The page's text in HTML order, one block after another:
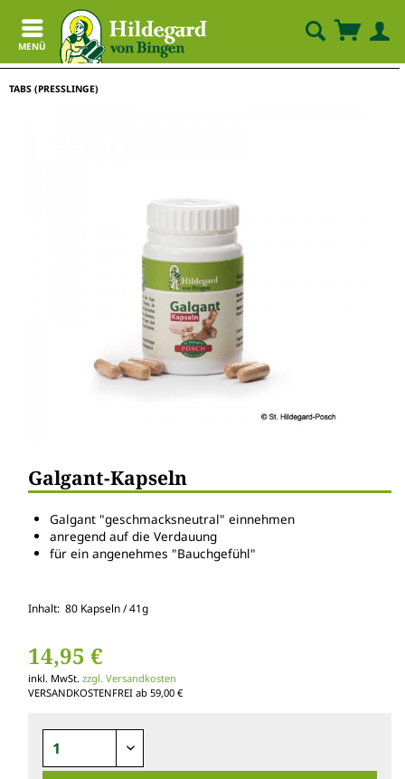
MENÜ
TABS (PRESSLINGE)
Galgant-Kapseln
Galgant "geschmacksneutral" einnehmen
anregend auf die Verdauung
für ein angenehmes "Bauchgefühl"
Inhalt: 80 Kapseln / 41g
14,95 €
inkl. MwSt. zzgl. Versandkosten
VERSANDKOSTENFREI ab 59,00 €